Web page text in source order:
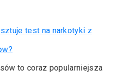
test na narkotyki z
to coraz popularniejsza